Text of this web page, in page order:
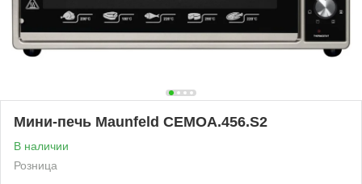
Мини-печь Maunfeld CEMOA.456.S2
В наличии
Розница